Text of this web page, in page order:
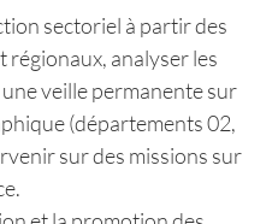
sectoriel à partir des
analyser les
veille permanente sur
(départements 02,
sur des missions sur